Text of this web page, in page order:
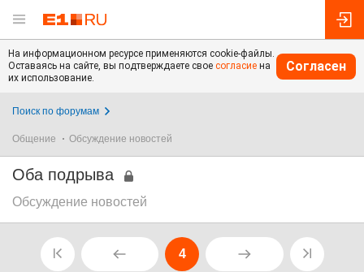
На информационном ресурсе применяются cookie-файлы.
Оставаясь на сайте, вы подтверждаете свое согласие на
их использование.
Согласен
Поиск по форумам
Общение Обсуждение новостей
Оба подрыва
Обсуждение новостей
4